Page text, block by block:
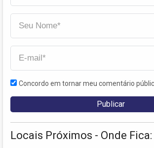
Concordo em tornar meu comentário
Locais Próximos - Onde Fica: